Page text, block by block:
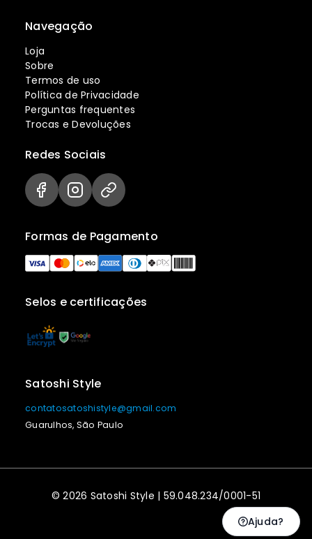
Navegação
Loja
Sobre
Termos de uso
Política de Privacidade
Perguntas frequentes
Trocas e Devoluções
Selos e certificações
Formas de Pagamento
Redes Sociais
Satoshi Style
contatosatoshistyle@gmail.com
Guarulhos, São Paulo
© 2026 Satoshi Style | 59.048.234/0001-51
Ajuda?